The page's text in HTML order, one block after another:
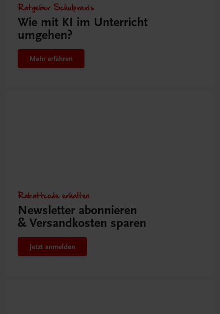
Ratgeber Schulpraxis
Wie mit KI im Unterricht
umgehen?
Mehr erfahren
Rabattcode erhalten
Newsletter abonnieren
& Versandkosten sparen
Jetzt anmelden